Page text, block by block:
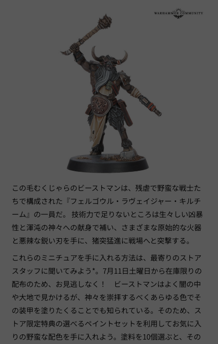
この毛むくじゃらのビーストマンは、残虐で野蛮な戦士た
ちで構成された『フェルゴウル・ラヴェイジャー・キルチ
ーム』の一員だ。 技術力で足りないところは生々しい凶暴
性と渾沌の神々への献身で補い、さまざまな原始的な火器
と悪辣な鋭い刃を手に、猪突猛進に戦場へと突撃する。
これらのミニチュアを手に入れる方法は、最寄りのストア
スタッフに聞いてみよう*。7月11日土曜日から在庫限りの
配布のため、お見逃しなく！ ビーストマンはよく闇の中
や大地で見かけるが、神々を崇拝するべくあらゆる色でそ
の装甲を塗りたくることでも知られている。そのため、ス
トア限定特典の選べるペイントセットを利用してお気に入
りの野蛮な配色を手に入れよう。塗料を10個選ぶと、その